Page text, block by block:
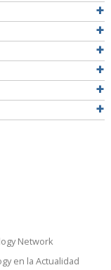
Network
en la Actualidad